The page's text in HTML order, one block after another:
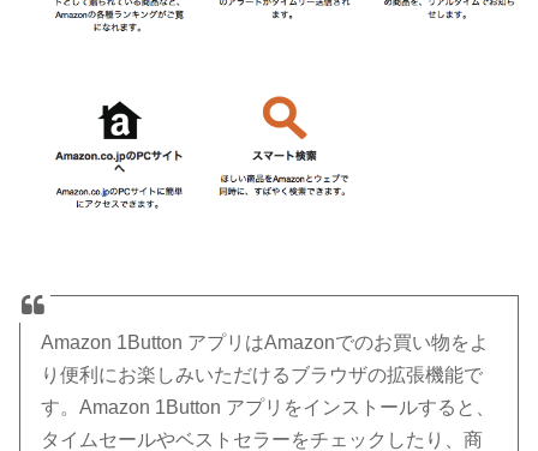
Amazon 1Button アプリはAmazonでのお買い物をよ
り便利にお楽しみいただけるブラウザの拡張機能で
す。Amazon 1Button アプリをインストールすると、
タイムセールやベストセラーをチェックしたり、商